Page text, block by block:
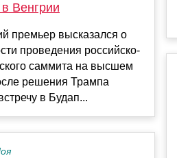
Венгрии
премьер высказался о
проведения российско-
саммита на высшем
решения Трампа
в Будап...